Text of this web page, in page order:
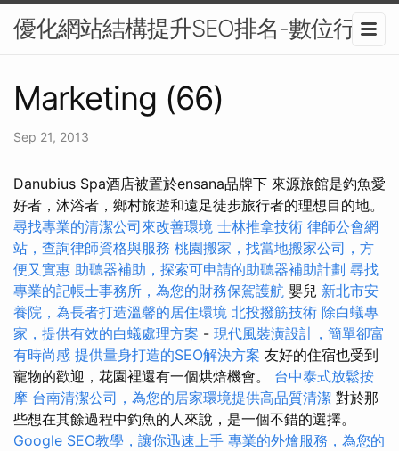
優化網站結構提升SEO排名-數位行銷
Marketing (66)
Sep 21, 2013
Danubius Spa酒店被置於ensana品牌下 來源旅館是釣魚愛
好者，沐浴者，鄉村旅遊和遠足徒步旅行者的理想目的地。
尋找專業的清潔公司來改善環境 士林推拿技術 律師公會網
站，查詢律師資格與服務 桃園搬家，找當地搬家公司，方
便又實惠 助聽器補助，探索可申請的助聽器補助計劃 尋找
專業的記帳士事務所，為您的財務保駕護航 嬰兒 新北市安
養院，為長者打造溫馨的居住環境 北投撥筋技術 除白蟻專
家，提供有效的白蟻處理方案 - 現代風裝潢設計，簡單卻富
有時尚感 提供量身打造的SEO解決方案 友好的住宿也受到
寵物的歡迎，花園裡還有一個烘焙機會。 台中泰式放鬆按
摩 台南清潔公司，為您的居家環境提供高品質清潔 對於那
些想在其餘過程中釣魚的人來說，是一個不錯的選擇。
Google SEO教學，讓你迅速上手 專業的外燴服務，為您的